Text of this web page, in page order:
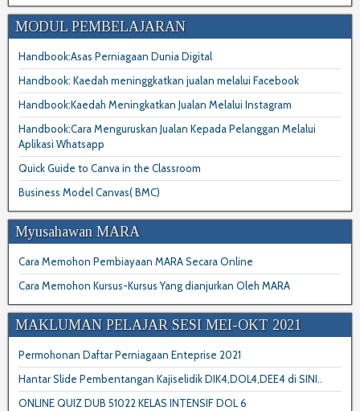
MODUL PEMBELAJARAN
Handbook:Asas Perniagaan Dunia Digital
Handbook: Kaedah meninggkatkan jualan melalui Facebook
Handbook:Kaedah Meningkatkan Jualan Melalui Instagram
Handbook:Cara Menguruskan Jualan Kepada Pelanggan Melalui
Aplikasi Whatsapp
Quick Guide to Canva in the Classroom
Business Model Canvas( BMC)
Myusahawan MARA
Cara Memohon Pembiayaan MARA Secara Online
Cara Memohon Kursus-Kursus Yang dianjurkan Oleh MARA
MAKLUMAN PELAJAR SESI MEI-OKT 2021
Permohonan Daftar Perniagaan Enteprise 2021
Hantar Slide Pembentangan Kajiselidik DIK4,DOL4,DEE4 di SINI..
ONLINE QUIZ DUB 51022 KELAS INTENSIF DOL 6